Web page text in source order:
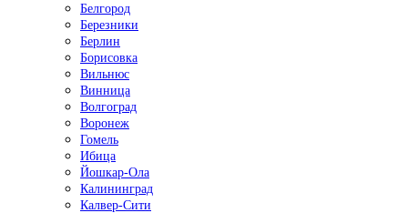
Белгород
Березники
Берлин
Борисовка
Вильнюс
Винница
Волгоград
Воронеж
Гомель
Ибица
Йошкар-Ола
Калининград
Калвер-Сити